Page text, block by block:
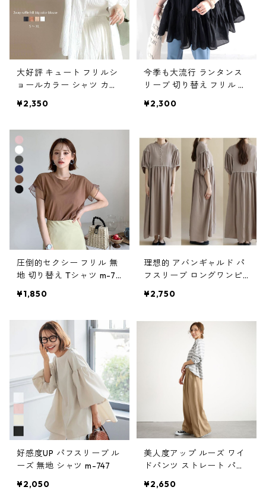
大好評 キュート フリルシ
ョールカラー シャツ カー
¥2,350
今季も大流行 ランタンス
リーブ 切り替え フリル シ
¥2,300
圧倒的セクシー フリル 無
地 切り替え Tシャツ m-74
¥1,850
理想的 アバンギャルド パ
フスリーブ ロングワンピ
¥2,750
好感度UP パフスリーブ ル
ーズ 無地 シャツ m-747
¥2,050
美人度アップ ルーズ ワイ
ドパンツ ストレート パン
¥2,650